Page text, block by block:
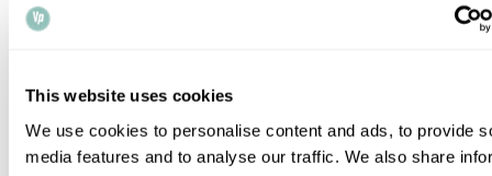
This website uses cookies
We use cookies to personalise content and ads, to provide
media features and to analyse our traffic. We also share
Eine Alternative besteht in der Beauftragung eines
zugelassenen Unternehmensdienstleisters (ACSP). Das
bieten flexible und effiziente Lösungen zu
wettbewerbsfähigen Preisen an und haben bereits
hunderten Mandanten dabei geholfen, Compliance mit der